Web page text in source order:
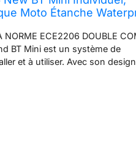
Moto Étanche
NORME ECE2206 DOUBLE
BT Mini est un système de
et à utiliser. Avec son design
à personne) dans un
marché à proposer des
UNIVERSELLE ET
GPS ET SMARTPHONES : Le
d'autres marques (Cardo,